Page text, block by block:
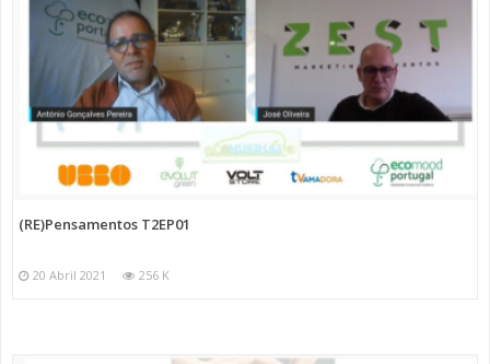
(RE)Pensamentos T2EP01
20 Abril 2021 256 K